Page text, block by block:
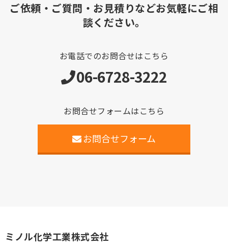
ご依頼・ご質問・お見積りなどお気軽にご相
談ください。
お電話でのお問合せはこちら
06-6728-3222
お問合せフォームはこちら
お問合せフォーム
ミノル化学工業株式会社